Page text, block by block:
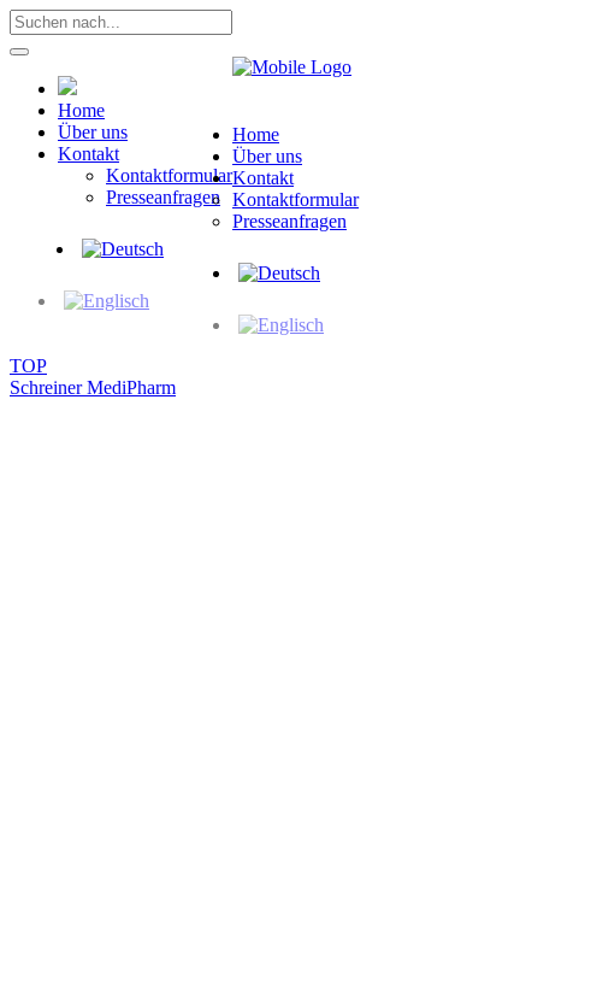
Home
Über uns
Kontakt
Kontaktformular
Presseanfragen
Home
Über uns
Kontakt
Kontaktformular
Presseanfragen
TOP
Schreiner MediPharm